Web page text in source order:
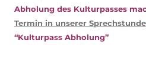
Abholung des Kulturpasses
Termin in unserer Sprechstunde
“Kulturpass Abholung”